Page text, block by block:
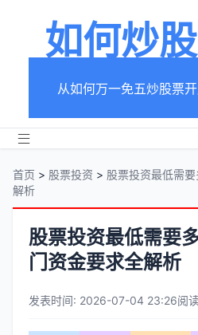
如何炒
从如何万一免五炒股票
首页 > 股票投资 > 股票投资最低需
解析
股票投资最低需要
门资金要求全解析
发表时间: 2026-07-04 23:26阅